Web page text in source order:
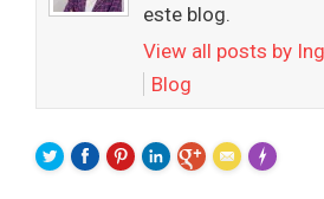
este blog.
View all posts by
Blog
Made with